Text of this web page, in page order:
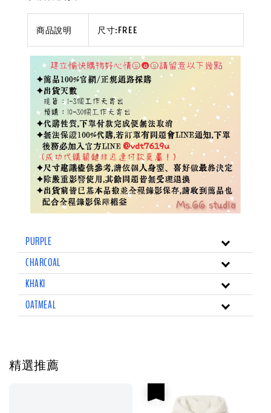
商品說明 尺寸:FREE
PURPLE
CHARCOAL
KHAKI
OATMEAL
精選推薦